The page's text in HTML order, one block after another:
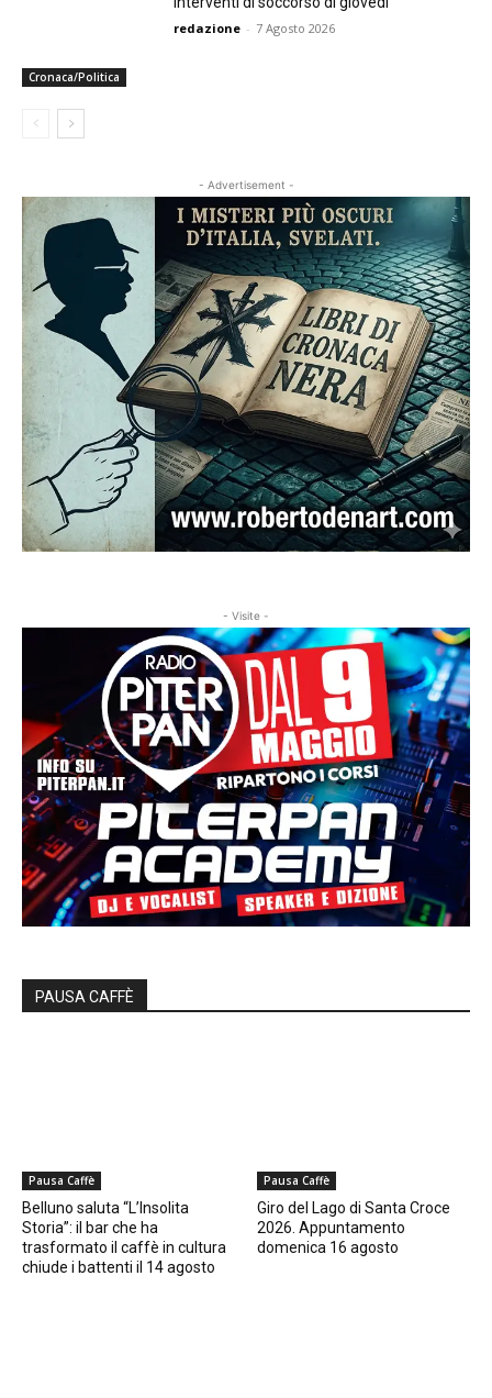
Cronaca/Politica
redazione - 7 Agosto 2026
- Advertisement -
- Visite -
PAUSA CAFFÈ
Pausa Caffè
Belluno saluta “L’Insolita
Storia”: il bar che ha
trasformato il caffè in cultura
chiude i battenti il 14 agosto
Pausa Caffè
Giro del Lago di Santa Croce
2026. Appuntamento
domenica 16 agosto